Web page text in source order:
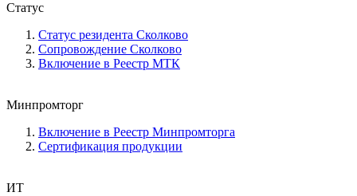
Статус
Статус резидента Сколково
Сопровождение Сколково
Включение в Реестр МТК
Минпромторг
Включение в Реестр Минпромторга
Сертификация продукции
ИТ